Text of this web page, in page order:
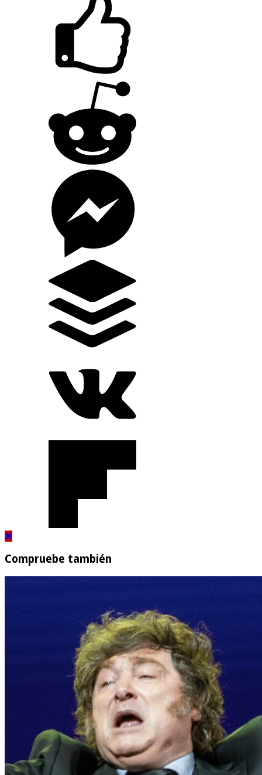
Compruebe también